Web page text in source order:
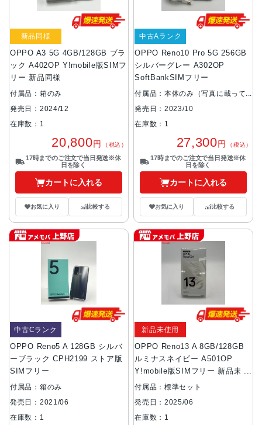
OPPO A3 5G 4GB/128GB ブラ
ック A402OP Y!mobile版SIMフ
リー 新品同様
新品同様
付属品：箱のみ
発売日：2024/12
在庫数：1
20,800円 （税込）
17時までのご注文で当日発送※休
日を除く
カートに入れる
お気に入り 比較する
OPPO Reno10 Pro 5G 256GB
シルバーグレー A302OP
SoftBankSIMフリー
中古Aランク
付属品：本体のみ（写真に載って
いるものが全てです）
発売日：2023/10
在庫数：1
27,300円 （税込）
17時までのご注文で当日発送※休
日を除く
カートに入れる
お気に入り 比較する
OPPO Reno5 A 128GB シルバ
ーブラック CPH2199 ストア版
SIMフリー
中古Cランク
付属品：箱のみ
発売日：2021/06
在庫数：1
OPPO Reno13 A 8GB/128GB
ルミナスネイビー A501OP
Y!mobile版SIMフリー 新品未使
用
新品未使用
付属品：標準セット
発売日：2025/06
在庫数：1